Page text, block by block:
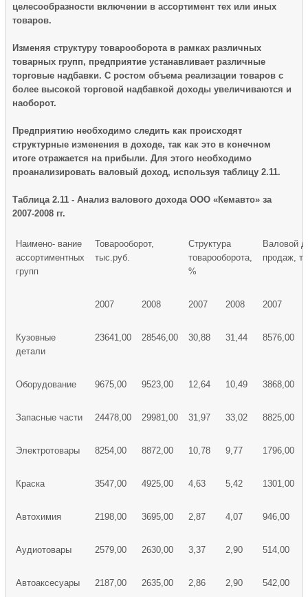
целесообразности включении в ассортимент тех или иных
товаров.
Изменяя структуру товарооборота в рамках различных
товарных групп, предприятие устанавливает различные
торговые надбавки. С ростом объема реализации товаров с
более высокой торговой надбавкой доходы увеличиваются и
наоборот.
Предприятию необходимо следить как происходят
структурные изменения в доходе, так как это в конечном
итоге отражается на прибыли. Для этого необходимо
проанализировать валовый доход, используя таблицу 2.11.
Таблица 2.11 - Анализ валового дохода ООО «Кемавто» за
2007-2008 гг.
Наимено- вание
ассортиментных
групп
Товарооборот,
тыс.руб.
Структура
товарооборота,
%
Валовой
продаж,
2007 2008 2007 2008 2007
Кузовные
детали
23641,00 28546,00 30,88 31,44 8576,00
Оборудование 9675,00 9523,00 12,64 10,49 3868,00
Запасные части 24478,00 29981,00 31,97 33,02 8825,00
Электротовары 8254,00 8872,00 10,78 9,77 1796,00
Краска 3547,00 4925,00 4,63 5,42 1301,00
Автохимия 2198,00 3695,00 2,87 4,07 946,00
Аудиотовары 2579,00 2630,00 3,37 2,90 514,00
Автоаксесуары 2187,00 2635,00 2,86 2,90 542,00